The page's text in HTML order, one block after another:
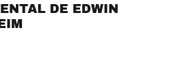
DE EDWIN